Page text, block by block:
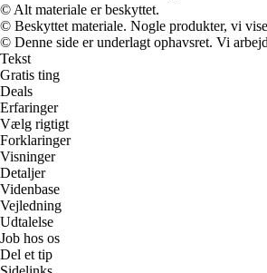
© Alt materiale er beskyttet.
© Beskyttet materiale. Nogle produkter, vi
© Denne side er underlagt ophavsret. Vi
Tekst
Gratis ting
Deals
Erfaringer
Vælg rigtigt
Forklaringer
Visninger
Detaljer
Videnbase
Vejledning
Udtalelse
Job hos os
Del et tip